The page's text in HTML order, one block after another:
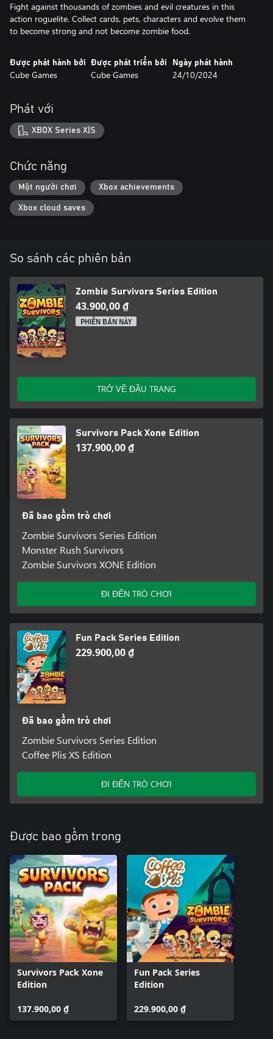
Fight against thousands of zombies and evil creatures in this
action roguelite. Collect cards, pets, characters and evolve them
to become strong and not become zombie food.
Được phát hành bởi
Cube Games
Được phát triển bởi
Cube Games
Ngày phát hành
24/10/2024
Phát với
XBOX Series X|S
Chức năng
Một người chơi Xbox achievements
Xbox cloud saves
So sánh các phiên bản
Zombie Survivors Series Edition
43.900,00 ₫
PHIÊN BẢN NÀY
TRỞ VỀ ĐẦU TRANG
Survivors Pack Xone Edition
137.900,00 ₫
Đã bao gồm trò chơi
Zombie Survivors Series Edition
Monster Rush Survivors
Zombie Survivors XONE Edition
ĐI ĐẾN TRÒ CHƠI
Fun Pack Series Edition
229.900,00 ₫
Đã bao gồm trò chơi
Zombie Survivors Series Edition
Coffee Plis XS Edition
ĐI ĐẾN TRÒ CHƠI
Được bao gồm trong
Survivors Pack Xone
Edition
137.900,00 ₫
Fun Pack Series
Edition
229.900,00 ₫